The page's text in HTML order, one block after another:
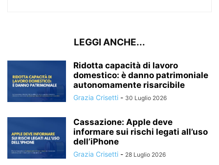
LEGGI ANCHE...
Ridotta capacità di lavoro
domestico: è danno patrimoniale
autonomamente risarcibile
Grazia Crisetti - 30 Luglio 2026
Cassazione: Apple deve
informare sui rischi legati all’uso
dell’iPhone
Grazia Crisetti - 28 Luglio 2026